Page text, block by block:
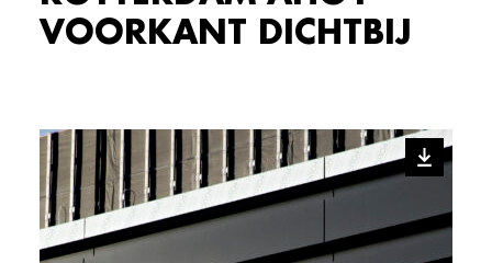
VOORKANT DICHTBIJ